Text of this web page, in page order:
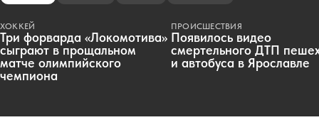
ХОККЕЙ
Три форварда «Локомотива»
сыграют в прощальном
матче олимпийского
чемпиона
ПРОИСШЕСТВИЯ
Появилось видео
смертельного ДТП
и автобуса в Ярославле